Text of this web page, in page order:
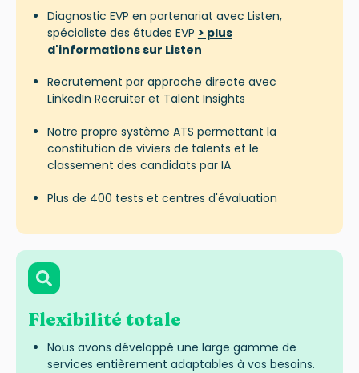
Diagnostic EVP en partenariat avec Listen,
spécialiste des études EVP > plus
d'informations sur Listen
Recrutement par approche directe avec
LinkedIn Recruiter et Talent Insights
Notre propre système ATS permettant la
constitution de viviers de talents et le
classement des candidats par IA
Plus de 400 tests et centres d'évaluation
Flexibilité totale
Nous avons développé une large gamme de
services entièrement adaptables à vos besoins.